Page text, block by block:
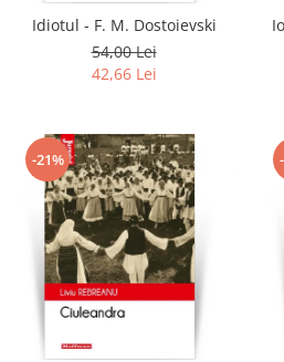
Idiotul - F. M. Dostoievski
54,00 Lei
42,66 Lei
-21%